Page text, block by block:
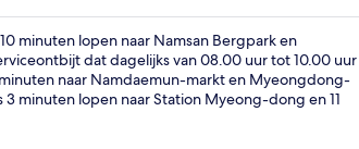
Trap
minuten lopen naar Namsan Bergpark en
dat dagelijks van 08.00 uur tot 10.00 uur
naar Namdaemun-markt en Myeongdong-
minuten lopen naar Station Myeong-dong en 11